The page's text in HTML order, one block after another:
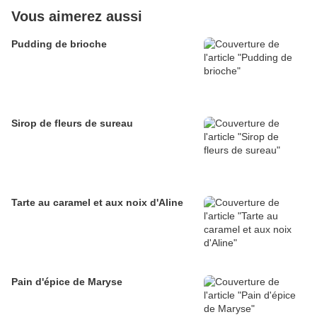
Vous aimerez aussi
Pudding de brioche
Sirop de fleurs de sureau
Tarte au caramel et aux noix d'Aline
Pain d'épice de Maryse